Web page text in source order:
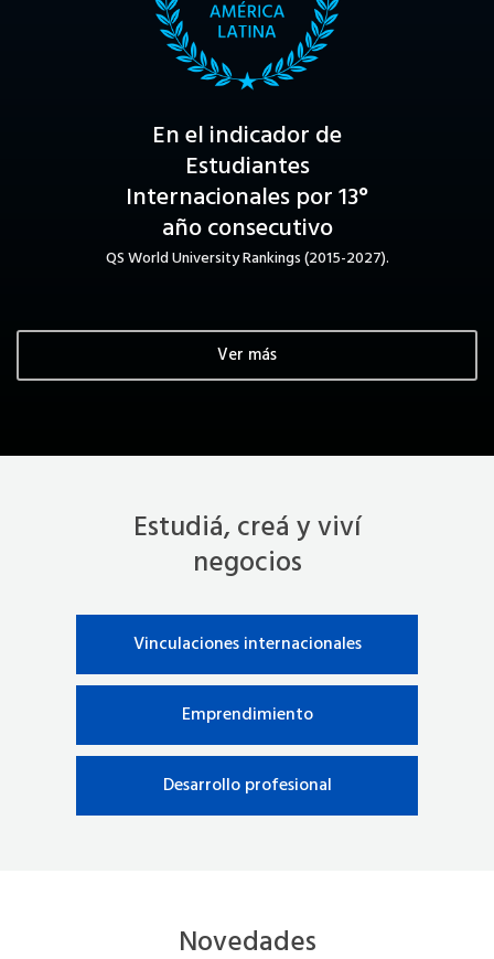
En el indicador de
Estudiantes
Internacionales por 13°
año consecutivo
QS World University Rankings (2015-2027).
Ver más
Estudiá, creá y viví
negocios
Vinculaciones internacionales
Emprendimiento
Desarrollo profesional
Novedades